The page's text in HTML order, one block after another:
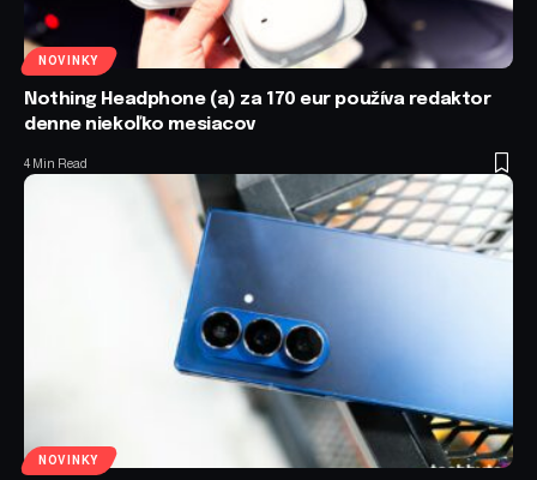
NOVINKY
Nothing Headphone (a) za 170 eur používa redaktor
denne niekoľko mesiacov
4 Min Read
NOVINKY